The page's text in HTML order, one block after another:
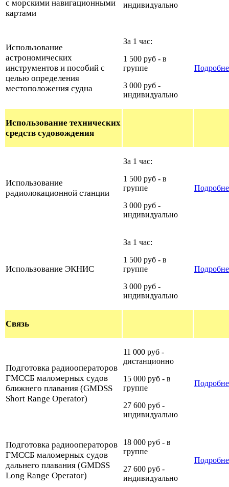
с морскими навигационными
картами
индивидуально
Использование
астрономических
инструментов и пособий с
целью определения
местоположения судна
За 1 час:
1 500 руб - в
группе
3 000 руб -
индивидуально
Использование технических
средств судовождения
Использование
радиолокационной станции
За 1 час:
1 500 руб - в
группе
3 000 руб -
индивидуально
Использование ЭКНИС
За 1 час:
1 500 руб - в
группе
3 000 руб -
индивидуально
Связь
Подготовка радиооператоров
ГМССБ маломерных судов
ближнего плавания (GMDSS
Short Range Operator)
11 000 руб -
дистанционно
15 000 руб - в
группе
27 600 руб -
индивидуально
Подготовка радиооператоров
ГМССБ маломерных судов
дальнего плавания (GMDSS
Long Range Operator)
18 000 руб - в
группе
27 600 руб -
индивидуально